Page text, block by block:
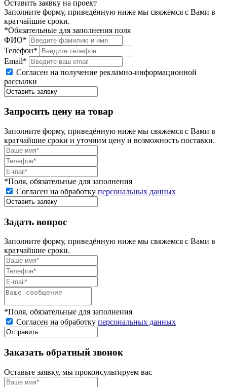
Оставить заявку на проект
Заполните форму, приведённую ниже мы свяжемся с Вами в
кратчайшие сроки.
*Обязательные для заполнения поля
ФИО*
Телефон*
Email*
Согласен на получение рекламно-информационной
рассылки
Запросить цену на товар
Заполните форму, приведённую ниже мы свяжемся с Вами в
кратчайшие сроки и уточним цену и возможность поставки.
*Поля, обязательные для заполнения
Согласен на обработку персональных данных
Задать вопрос
Заполните форму, приведённую ниже мы свяжемся с Вами в
кратчайшие сроки.
*Поля, обязательные для заполнения
Согласен на обработку персональных данных
Заказать обратный звонок
Оставьте заявку, мы проконсультируем вас